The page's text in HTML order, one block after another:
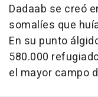
Dadaab se creó
somalíes que
En su punto
580.000
el mayor campo